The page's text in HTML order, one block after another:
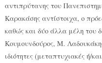
αντιπρύτανης του
Καρακάσης αντίστοιχα, ο
καθώς και δύο άλλα μέλη του
Κουμουνδούρος, Μ.
ιδιότητες (μεταπτυχιακές ή/